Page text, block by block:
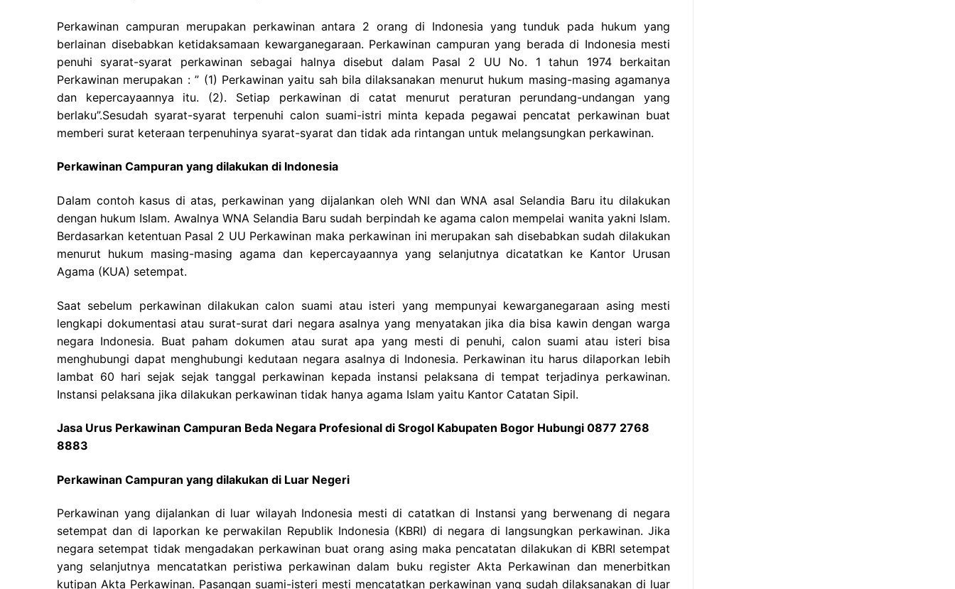
Perkawinan campuran merupakan perkawinan antara 2 orang di Indonesia yang tunduk pada hukum yang
berlainan disebabkan ketidaksamaan kewarganegaraan. Perkawinan campuran yang berada di Indonesia mesti
penuhi syarat-syarat perkawinan sebagai halnya disebut dalam Pasal 2 UU No. 1 tahun 1974 berkaitan
Perkawinan merupakan : ” (1) Perkawinan yaitu sah bila dilaksanakan menurut hukum masing-masing agamanya
dan kepercayaannya itu. (2). Setiap perkawinan di catat menurut peraturan perundang-undangan yang
berlaku”.Sesudah syarat-syarat terpenuhi calon suami-istri minta kepada pegawai pencatat perkawinan buat
memberi surat keteraan terpenuhinya syarat-syarat dan tidak ada rintangan untuk melangsungkan perkawinan.
Perkawinan Campuran yang dilakukan di Indonesia
Dalam contoh kasus di atas, perkawinan yang dijalankan oleh WNI dan WNA asal Selandia Baru itu dilakukan
dengan hukum Islam. Awalnya WNA Selandia Baru sudah berpindah ke agama calon mempelai wanita yakni Islam.
Berdasarkan ketentuan Pasal 2 UU Perkawinan maka perkawinan ini merupakan sah disebabkan sudah dilakukan
menurut hukum masing-masing agama dan kepercayaannya yang selanjutnya dicatatkan ke Kantor Urusan
Agama (KUA) setempat.
Saat sebelum perkawinan dilakukan calon suami atau isteri yang mempunyai kewarganegaraan asing mesti
lengkapi dokumentasi atau surat-surat dari negara asalnya yang menyatakan jika dia bisa kawin dengan warga
negara Indonesia. Buat paham dokumen atau surat apa yang mesti di penuhi, calon suami atau isteri bisa
menghubungi dapat menghubungi kedutaan negara asalnya di Indonesia. Perkawinan itu harus dilaporkan lebih
lambat 60 hari sejak sejak tanggal perkawinan kepada instansi pelaksana di tempat terjadinya perkawinan.
Instansi pelaksana jika dilakukan perkawinan tidak hanya agama Islam yaitu Kantor Catatan Sipil.
Jasa Urus Perkawinan Campuran Beda Negara Profesional di Srogol Kabupaten Bogor Hubungi 0877 2768
8883
Perkawinan Campuran yang dilakukan di Luar Negeri
Perkawinan yang dijalankan di luar wilayah Indonesia mesti di catatkan di Instansi yang berwenang di negara
setempat dan di laporkan ke perwakilan Republik Indonesia (KBRI) di negara di langsungkan perkawinan. Jika
negara setempat tidak mengadakan perkawinan buat orang asing maka pencatatan dilakukan di KBRI setempat
yang selanjutnya mencatatkan peristiwa perkawinan dalam buku register Akta Perkawinan dan menerbitkan
kutipan Akta Perkawinan. Pasangan suami-isteri mesti mencatatkan perkawinan yang sudah dilaksanakan di luar